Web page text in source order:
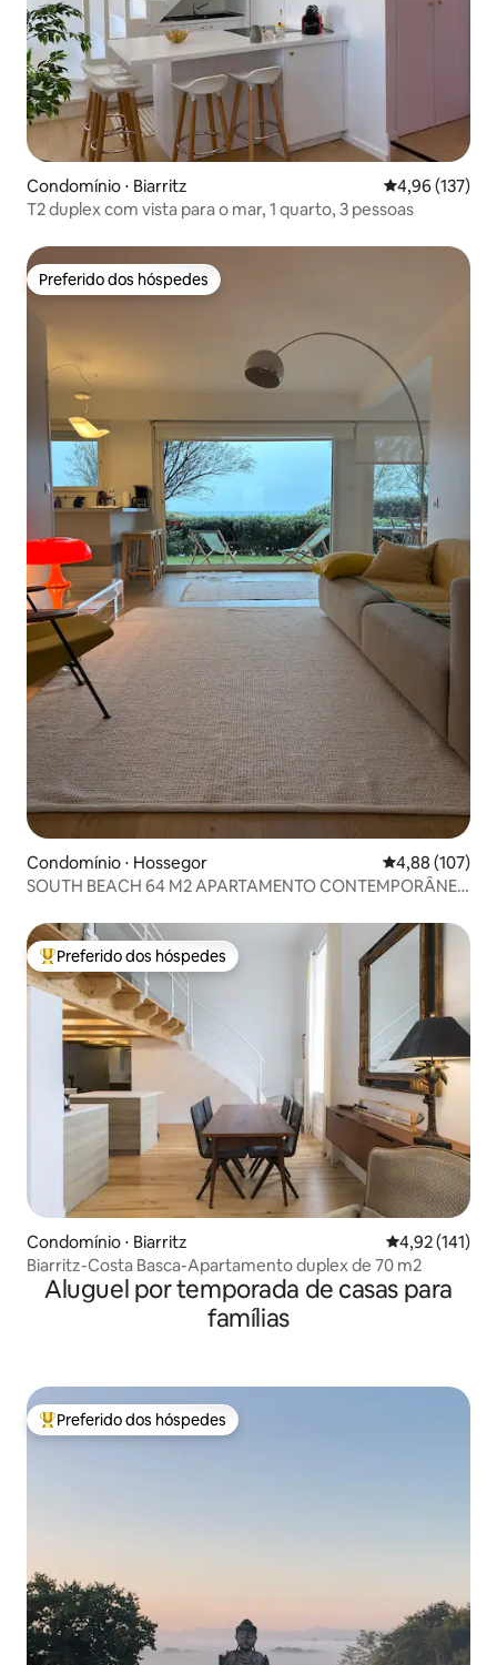
Condomínio ⋅ Biarritz 4,96 de uma
4,96 (137)
T2 duplex com vista para o mar, 1 quarto, 3 pessoas
Preferido dos hóspedes
Preferido dos hóspedes
Condomínio ⋅ Hossegor 4,88 de uma
4,88 (107)
SOUTH BEACH 64 M2 APARTAMENTO CONTEMPORÂNEO
Entre os melhores preferidos dos hóspedes
Preferido dos hóspedes
Condomínio ⋅ Biarritz 4,92 de uma
4,92 (141)
Biarritz-Costa Basca-Apartamento duplex de 70 m2
Aluguel por temporada de casas para
famílias
Entre os melhores preferidos dos hóspedes
Preferido dos hóspedes